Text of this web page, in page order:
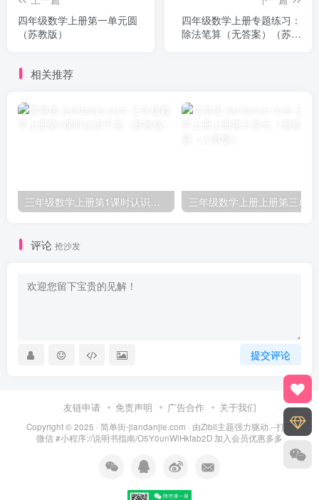
四年级数学上册第一单元圆
（苏教版）
四年级数学上册专题练习：
除法笔算（无答案）（苏教
相关推荐
评论 抢沙发
提交评论
友链申请 免责声明 广告合作 关于我们
Copyright © 2025 · 简单街-jiandanjie.com · 由Zibll主题强力驱动.--打开
微信 #小程序://说明书指南/O5Y0unWlHkfab2D 加入会员优惠多多